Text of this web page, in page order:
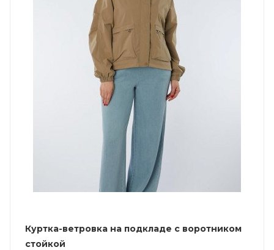
Куртка-ветровка на подкладе с воротником
стойкой